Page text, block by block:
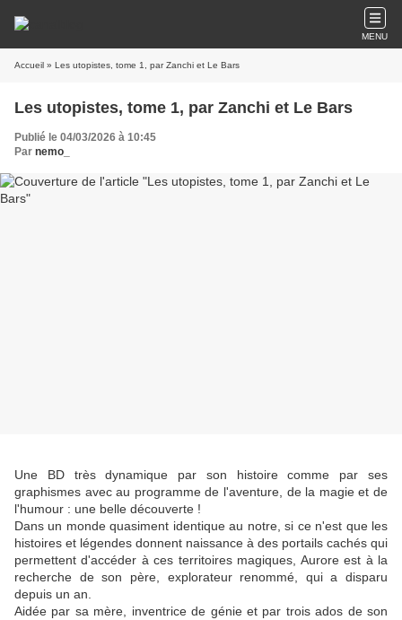
MENU
Accueil » Les utopistes, tome 1, par Zanchi et Le Bars
Les utopistes, tome 1, par Zanchi et Le Bars
Publié le 04/03/2026 à 10:45
Par nemo_
Une BD très dynamique par son histoire comme par ses
graphismes avec au programme de l'aventure, de la magie et de
l'humour : une belle découverte !
Dans un monde quasiment identique au notre, si ce n'est que les
histoires et légendes donnent naissance à des portails cachés qui
permettent d'accéder à ces territoires magiques, Aurore est à la
recherche de son père, explorateur renommé, qui a disparu
depuis un an.
Aidée par sa mère, inventrice de génie et par trois ados de son